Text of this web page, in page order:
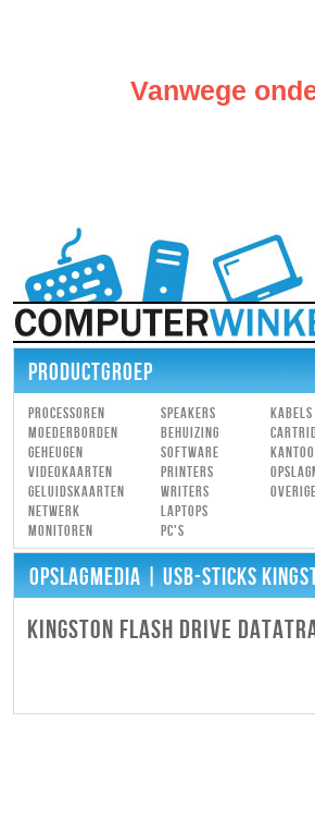
Vanwege
PRODUCTGROEP
Processoren
Moederborden
Geheugen
Videokaarten
Geluidskaarten
Netwerk
Monitoren
Speakers
Behuizing
Software
Printers
Writers
Laptops
PC's
Kabels
Overige
OPSLAGMEDIA| USB-STICKS
KINGSTON FLASH DRIVE